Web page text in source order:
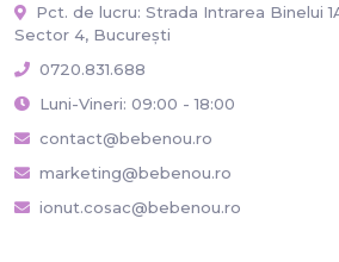
Pct. de lucru: Strada Intrarea Binelui
Sector 4, București
0720.831.688
Luni-Vineri: 09:00 - 18:00
contact@bebenou.ro
marketing@bebenou.ro
ionut.cosac@bebenou.ro